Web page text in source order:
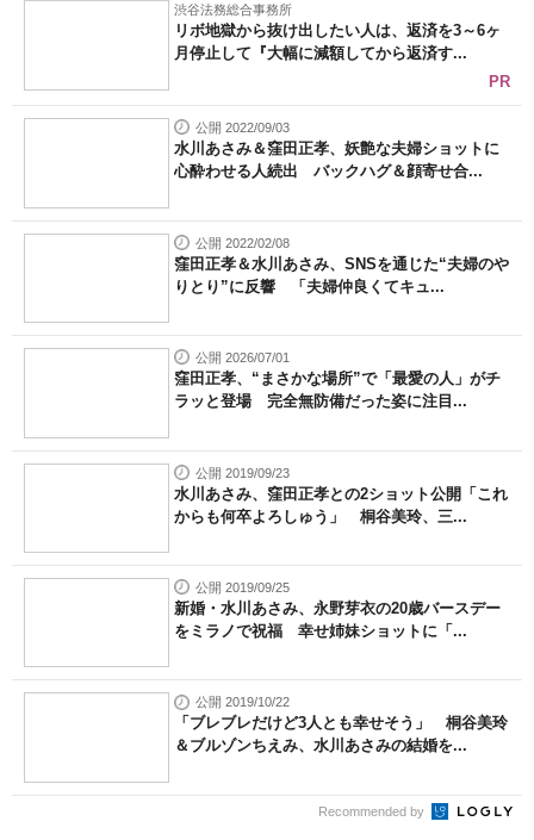
渋谷法務総合事務所
リボ地獄から抜け出したい人は、返済を3～6ヶ
月停止して『大幅に減額してから返済す...
PR
公開 2022/09/03
水川あさみ＆窪田正孝、妖艶な夫婦ショットに
心酔わせる人続出 バックハグ＆顔寄せ合...
公開 2022/02/08
窪田正孝＆水川あさみ、SNSを通じた“夫婦のや
りとり”に反響 「夫婦仲良くてキュ...
公開 2026/07/01
窪田正孝、“まさかな場所”で「最愛の人」がチ
ラッと登場 完全無防備だった姿に注目...
公開 2019/09/23
水川あさみ、窪田正孝との2ショット公開「これ
からも何卒よろしゅう」 桐谷美玲、三...
公開 2019/09/25
新婚・水川あさみ、永野芽衣の20歳バースデー
をミラノで祝福 幸せ姉妹ショットに「...
公開 2019/10/22
「ブレブレだけど3人とも幸せそう」 桐谷美玲
＆ブルゾンちえみ、水川あさみの結婚を...
Recommended by